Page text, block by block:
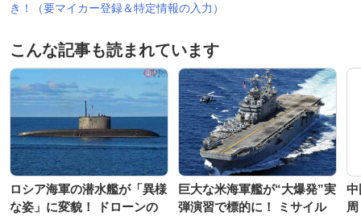
き！（要マイカー登録＆特定情報の入力）
こんな記事も読まれています
ロシア海軍の潜水艦が「異様
な姿」に変貌！ ドローンの
巨大な米海軍艦が“大爆発”実
弾演習で標的に！ ミサイル
中